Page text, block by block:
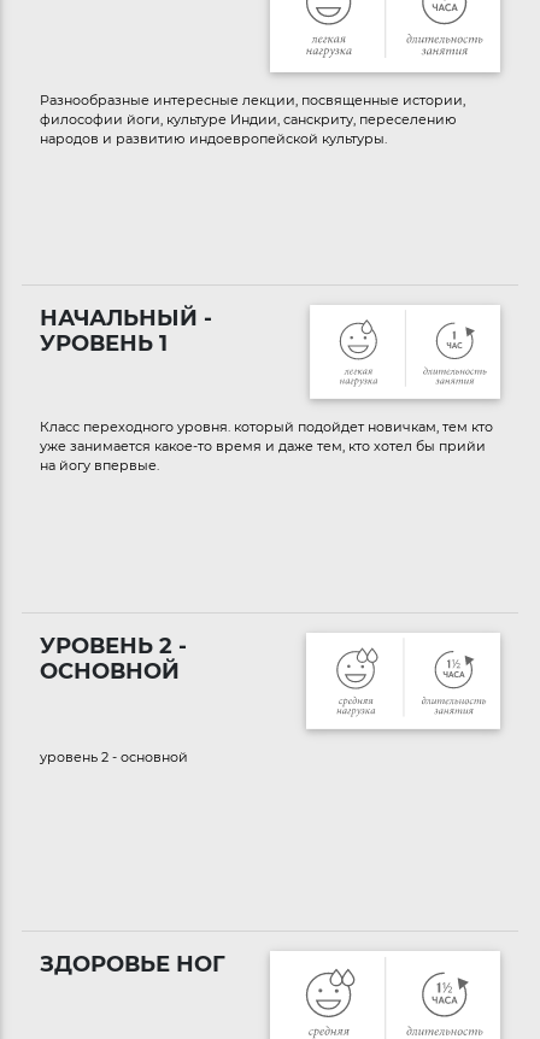
Разнообразные интересные лекции, посвященные истории,
философии йоги, культуре Индии, санскриту, переселению
народов и развитию индоевропейской культуры.
НАЧАЛЬНЫЙ -
УРОВЕНЬ 1
Класс переходного уровня. который подойдет новичкам, тем кто
уже занимается какое-то время и даже тем, кто хотел бы прийи
на йогу впервые.
УРОВЕНЬ 2 -
ОСНОВНОЙ
уровень 2 - основной
ЗДОРОВЬЕ НОГ